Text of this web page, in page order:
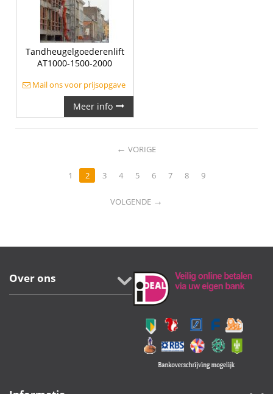
Tandheugelgoederenlift
AT1000-1500-2000
Mail ons voor prijsopgave
Meer info
← VORIGE
1 2 3 4 5 6 7 8 9
VOLGENDE →
Over ons